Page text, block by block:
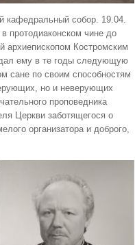
кафедральный собор. 19.04.
протодиаконском чине до
архиепископом Костромским
ему в те годы следующую
сане по своим способностям
но и неверующих
проповедника
Церкви заботящегося о
организатора и доброго,